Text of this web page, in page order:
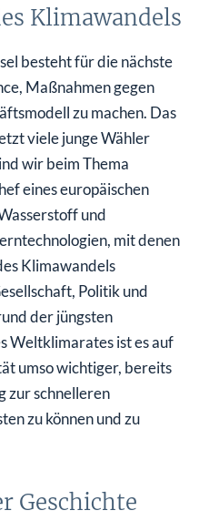
Klimawandels
besteht für die nächste
Maßnahmen gegen
zu machen. Das
viele junge Wähler
wir beim Thema
eines europäischen
und
mit denen
Klimawandels
Politik und
der jüngsten
Weltklimarates ist es auf
umso wichtiger, bereits
zur schnelleren
zu können und zu
Geschichte